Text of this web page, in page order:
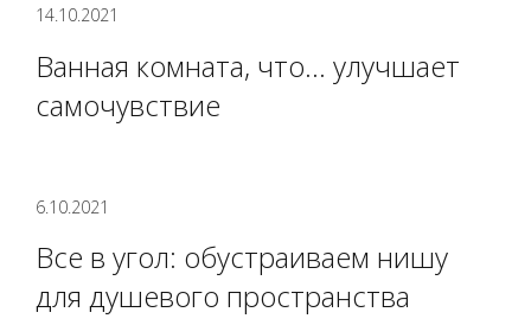
14.10.2021
Ванная комната, что... улучшает
самочувствие
6.10.2021
Все в угол: обустраиваем нишу
для душевого пространства